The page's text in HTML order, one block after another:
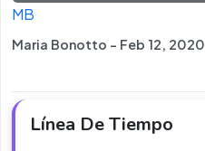
MB
Maria Bonotto - Feb 12, 2020
Línea De Tiempo